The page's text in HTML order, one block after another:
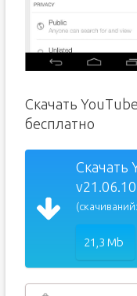
Скачать
бесплатно
Скачать
21,3 Mb